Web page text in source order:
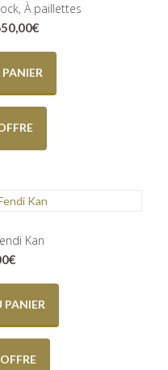
À paillettes
€
actuel
1.650,00€.
Kan
€
PANIER